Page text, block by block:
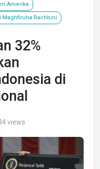
Amerika
Maghfiruha Rachbini
32%
di
views